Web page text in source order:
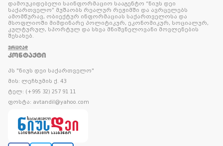
დამოუკიდებელი საინფორმაციო სააგენტო “ნიუს დეი
საქართველო” მუშაობს რეალურ რეჟიმში და ავრცელებს
ამომწურავ, ობიექტურ ინფორმაციას საქართველოსა და
მსოფლიოში მიმდინარე პოლიტიკურ, ეკონომიკურ, სოციალურ,
კულტურულ, სპორტულ და სხვა მნიშვნელოვანი მოვლენების
შესახებ.
ᲕᲠᲪᲚᲐᲓ
ᲙᲝᲜᲢᲐᲥᲢᲘ
პს "ნიუს დეი საქართველო"
მის: ლეჩხუმის ქ. 43
ტელ: (+995 32) 257 91 11
ფოსტა: avtandil@yahoo.com